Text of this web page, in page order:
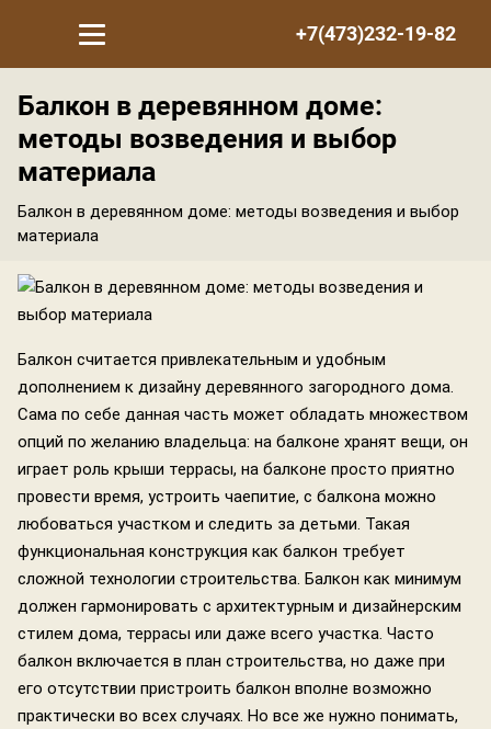
+7(473)232-19-82
Балкон в деревянном доме:
методы возведения и выбор
материала
Балкон в деревянном доме: методы возведения и выбор
материала
Балкон считается привлекательным и удобным
дополнением к дизайну деревянного загородного дома.
Сама по себе данная часть может обладать множеством
опций по желанию владельца: на балконе хранят вещи, он
играет роль крыши террасы, на балконе просто приятно
провести время, устроить чаепитие, с балкона можно
любоваться участком и следить за детьми. Такая
функциональная конструкция как балкон требует
сложной технологии строительства. Балкон как минимум
должен гармонировать с архитектурным и дизайнерским
стилем дома, террасы или даже всего участка. Часто
балкон включается в план строительства, но даже при
его отсутствии пристроить балкон вполне возможно
практически во всех случаях. Но все же нужно понимать,